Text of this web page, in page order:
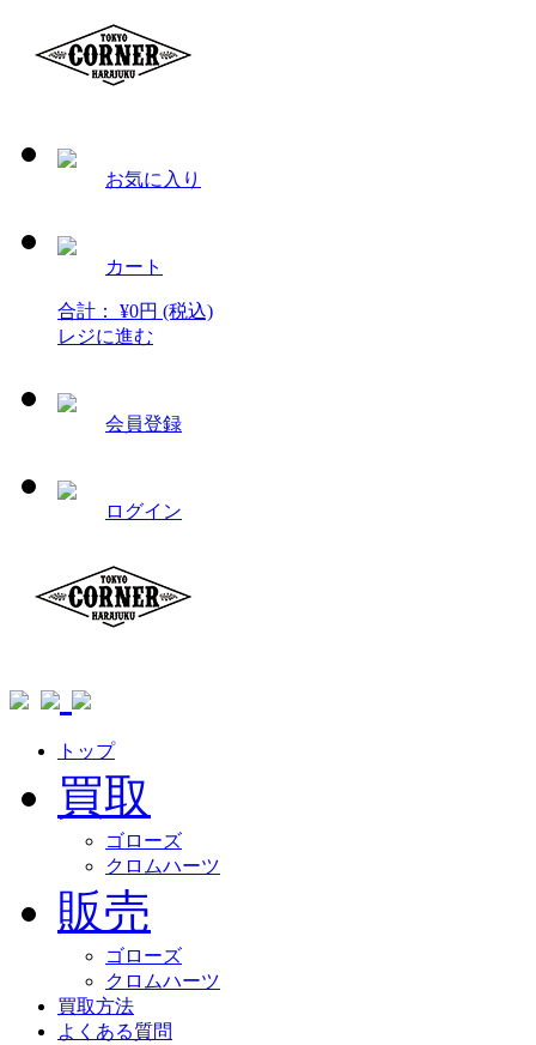
お気に入り
カート
合計： ¥0円 (税込)
レジに進む
会員登録
ログイン
トップ
買取
ゴローズ
クロムハーツ
販売
ゴローズ
クロムハーツ
買取方法
よくある質問